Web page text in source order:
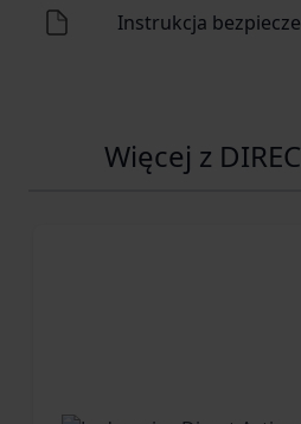
Instrukcja
Więcej z